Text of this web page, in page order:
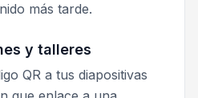
más tarde.
y talleres
QR a tus diapositivas